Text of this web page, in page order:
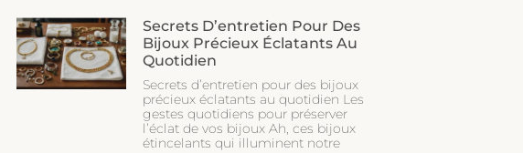
Secrets D’entretien Pour Des
Bijoux Précieux Éclatants Au
Quotidien
Secrets d’entretien pour des bijoux
précieux éclatants au quotidien Les
gestes quotidiens pour préserver
l’éclat de vos bijoux Ah, ces bijoux
étincelants qui illuminent notre